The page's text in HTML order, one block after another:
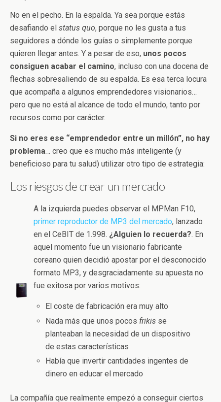
No en el pecho. En la espalda. Ya sea porque estás
desafiando el status quo, porque no les gusta a tus
seguidores a dónde los guías o simplemente porque
quieren llegar antes. Y a pesar de eso, unos pocos
consiguen acabar el camino, incluso con una docena de
flechas sobresaliendo de su espalda. Es esa terca locura
que acompaña a algunos emprendedores visionarios…
pero que no está al alcance de todo el mundo, tanto por
recursos como por carácter.
Si no eres ese “emprendedor entre un millón”, no hay
problema… creo que es mucho más inteligente (y
beneficioso para tu salud) utilizar otro tipo de estrategia:
Los riesgos de crear un mercado
A la izquierda puedes observar el MPMan F10,
primer reproductor de MP3 del mercado, lanzado
en el CeBIT de 1.998. ¿Alguien lo recuerda?. En
aquel momento fue un visionario fabricante
coreano quien decidió apostar por el desconocido
formato MP3, y desgraciadamente su apuesta no
fue exitosa por varios motivos:
El coste de fabricación era muy alto
Nada más que unos pocos frikis se
planteaban la necesidad de un dispositivo
de estas características
Había que invertir cantidades ingentes de
dinero en educar el mercado
La compañía que realmente empezó a conseguir ciertos